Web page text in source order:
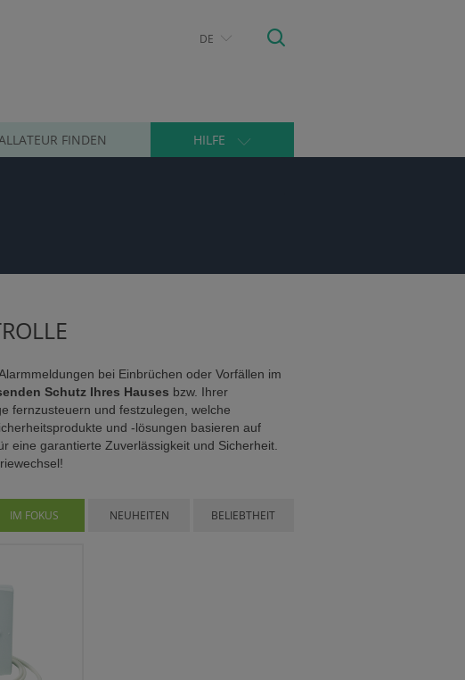
DE
FINDEN HILFE
bei Einbrüchen oder Vorfällen im
Schutz Ihres Hauses bzw. Ihrer
fernzusteuern und festzulegen, welche
und -lösungen basieren auf
eine garantierte Zuverlässigkeit und Sicherheit.
BELIEBTHEIT
NEUHEITEN
IM FOKUS